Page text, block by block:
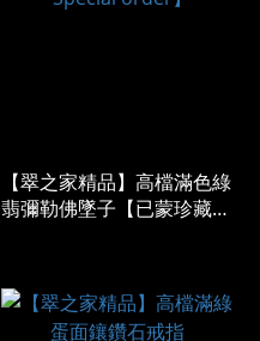
【翠之家精品】高檔滿色綠
翡彌勒佛墜子【已蒙珍藏